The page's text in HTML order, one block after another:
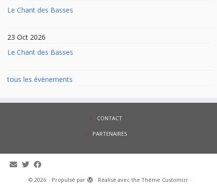
Le Chant des Basses
23 Oct 2026
Le Chant des Basses
tous les évènements
CONTACT
PARTENAIRES
· © 2026 · Propulsé par · Réalisé avec the Thème Customizr ·